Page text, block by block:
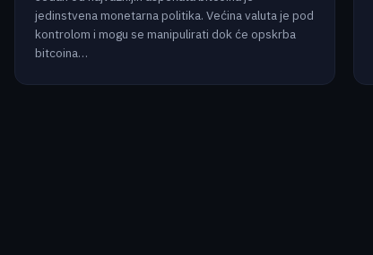
jedinstvena monetarna politika. Većina valuta je pod
kontrolom i mogu se manipulirati dok će opskrba
bitcoina…